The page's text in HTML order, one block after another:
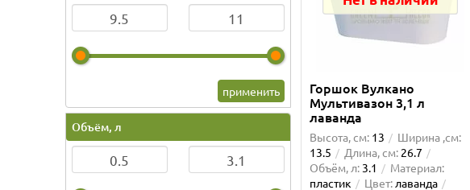
применить
Объём, л
Горшок Вулкано
Мультивазон 3,1 л
лаванда
Высота, см: 13
Ширина ,см:
13.5
Длина, см: 26.7
Объём, л: 3.1
Материал:
пластик
Цвет: лаванда